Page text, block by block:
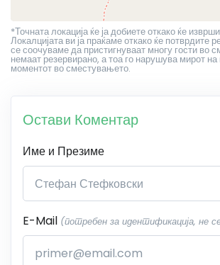
*Точната локација ќе ја добиете откако ќе
Локалцијата ви ја праќаме откако ќе потврдите
се соочуваме да пристигнуваат многу гости во
немаат резервирано, а тоа го нарушува мирот на
моментот во сместувањето.
Остави Коментар
Име и Презиме
E-Mail (потребен за идентификација, не